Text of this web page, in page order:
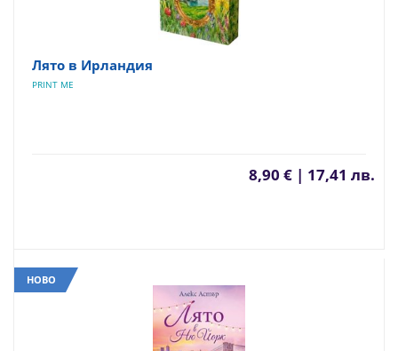
Лято в Ирландия
PRINT ME
8,90 € | 17,41 лв.
НОВО